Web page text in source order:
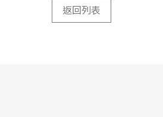
返回列表